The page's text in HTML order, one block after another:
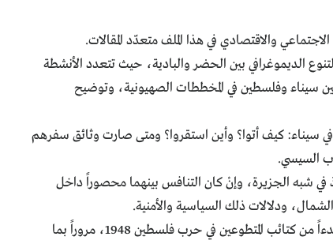
والاقتصادي في هذا الملف متعدّد المقالات.
عليها، كما التنوع الديموغرافي بين الحضر والبادية، حيث تتعدد الأنشطة
بين سيناء وفلسطين في المخططات الصهيونية، وتوضيح
في سيناء: كيف أتوا؟ وأين استقروا؟ ومتى صارت وثائق سفرهم
السيسي.
النفوذ في شبه الجزيرة، وإنْ كان التنافس بينهما محصوراً داخل
ودلالات ذلك السياسية والأمنية.
أما المقال الرابع (9-07-2014) عن "أطياف الجهاد في سيناء من الصوفية إلى حلفاء داعش"، ففيه مقدمة لتاريخ الاجتماع الديني المسلح في سيناء، بدءاً من كتائب المتطوعين في حرب فلسطين 1948، مروراً بما